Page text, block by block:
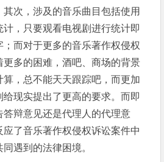
次，涉及的音乐曲目包括使用
，只要观看电视剧进行统计即
而对于更多的音乐著作权侵权
多的困难，酒吧、商场的背景
，总不能天天跟踪吧，而更加
现实提出了更高的要求。而即
辩意见还是代理人的代理意
应了音乐著作权侵权诉讼案件中
遇到的法律困境。